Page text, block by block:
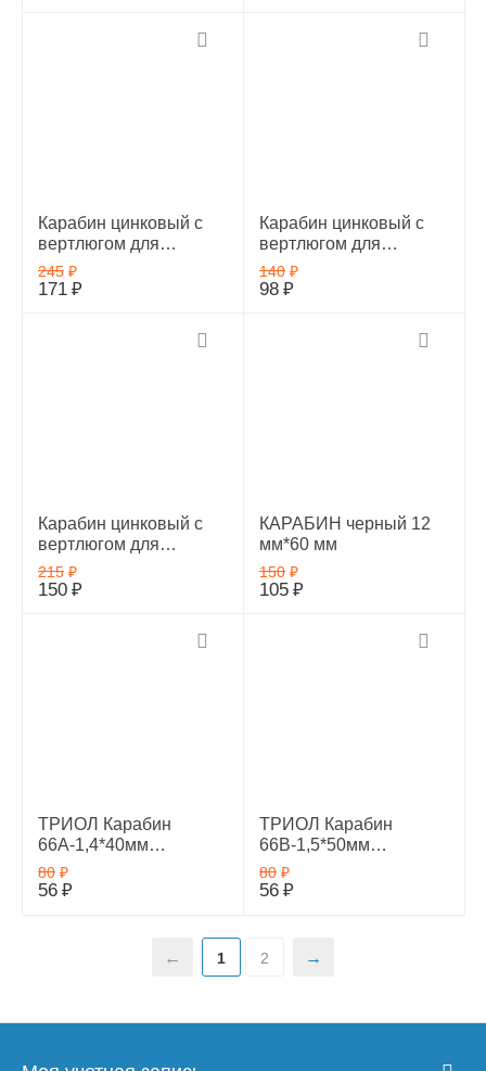
Карабин цинковый с
вертлюгом для
поводка собаки
средних и крупных
245 ₽
171 ₽
Карабин цинковый с
вертлюгом для
поводка собаки
средних и крупных
140 ₽
98 ₽
Карабин цинковый с
вертлюгом для
поводка собаки
средних и крупных
215 ₽
150 ₽
КАРАБИН черный 12
мм*60 мм
150 ₽
105 ₽
ТРИОЛ Карабин
66А-1,4*40мм
1ШТ,11621022
80 ₽
56 ₽
ТРИОЛ Карабин
66В-1,5*50мм
1ШТ,11621024
80 ₽
56 ₽
1 2